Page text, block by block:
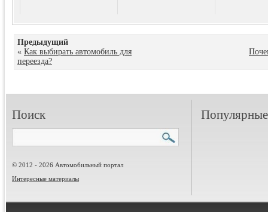
Предыдущий
« Как выбирать автомобиль для
переезда?
Поиск
© 2012 - 2026 Автомобильный портал
Интересные материалы
Популярные